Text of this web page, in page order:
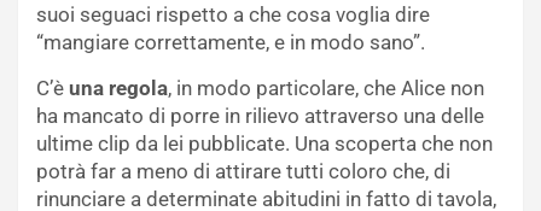
suoi seguaci rispetto a che cosa voglia dire
“mangiare correttamente, e in modo sano”.
C’è una regola, in modo particolare, che Alice non
ha mancato di porre in rilievo attraverso una delle
ultime clip da lei pubblicate. Una scoperta che non
potrà far a meno di attirare tutti coloro che, di
rinunciare a determinate abitudini in fatto di tavola,